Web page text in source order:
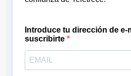
Introduce tu dirección de e-
suscribirte